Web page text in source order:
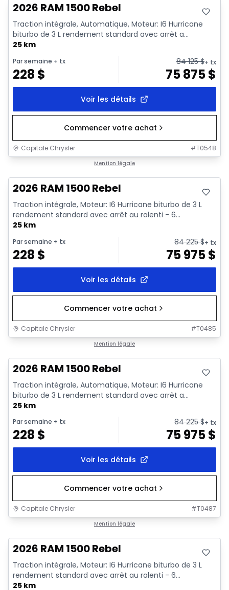
2026 RAM 1500 Rebel
Traction intégrale, Automatique, Moteur: I6 Hurricane
biturbo de 3 L rendement standard avec arrêt a...
25 km
Par semaine + tx
228 $
84 125$+ tx
75 875$
Voir les détails
Commencer votre achat
Capitale Chrysler #T0548
Mention légale
2026 RAM 1500 Rebel
Traction intégrale, Moteur: I6 Hurricane biturbo de 3 L
rendement standard avec arrêt au ralenti - 6...
25 km
Par semaine + tx
228 $
84 225$+ tx
75 975$
Voir les détails
Commencer votre achat
Capitale Chrysler #T0485
Mention légale
2026 RAM 1500 Rebel
Traction intégrale, Automatique, Moteur: I6 Hurricane
biturbo de 3 L rendement standard avec arrêt a...
25 km
Par semaine + tx
228 $
84 225$+ tx
75 975$
Voir les détails
Commencer votre achat
Capitale Chrysler #T0487
Mention légale
2026 RAM 1500 Rebel
Traction intégrale, Moteur: I6 Hurricane biturbo de 3 L
rendement standard avec arrêt au ralenti - 6...
25 km